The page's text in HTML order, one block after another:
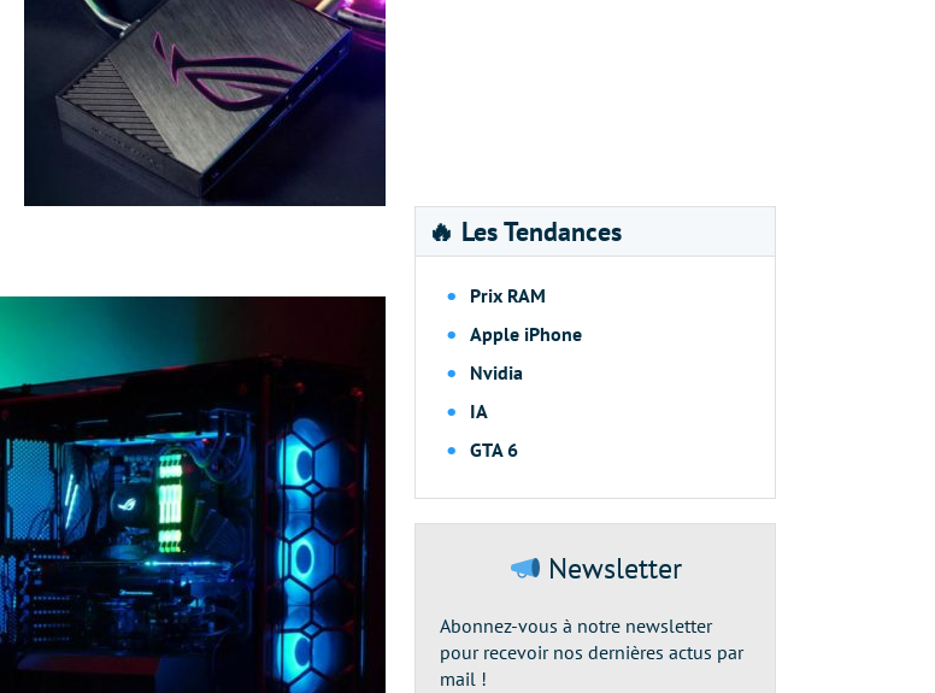
🔥 Les Tendances
Prix RAM
Apple iPhone
Nvidia
IA
GTA 6
Newsletter
Abonnez-vous à notre newsletter
pour recevoir nos dernières actus par
mail !